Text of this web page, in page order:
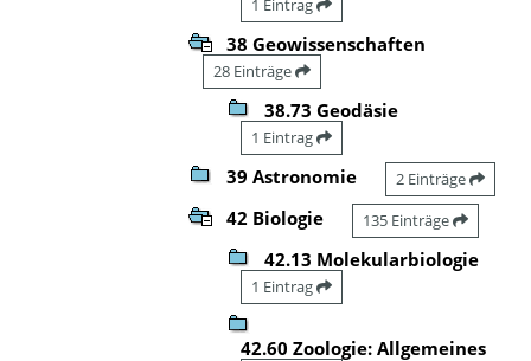
1 Eintrag
38 Geowissenschaften
28 Einträge
38.73 Geodäsie
1 Eintrag
39 Astronomie 2 Einträge
42 Biologie 135 Einträge
42.13 Molekularbiologie
1 Eintrag
42.60 Zoologie: Allgemeines